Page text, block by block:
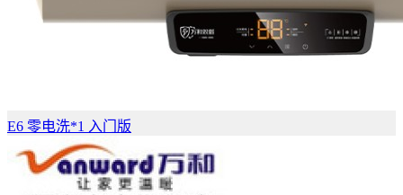
E6 零电洗*1 入门版